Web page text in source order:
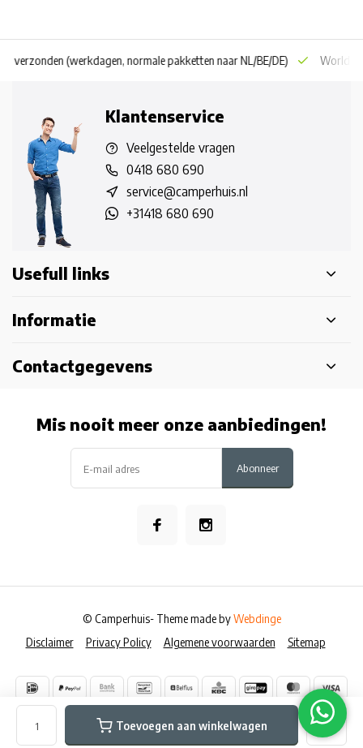
Toevoegen aan winkelwagen
verzonden (werkdagen, normale pakketten naar NL/BE/DE) World
Klantenservice
Veelgestelde vragen
0418 680 690
service@camperhuis.nl
+31418 680 690
Usefull links
Informatie
Contactgegevens
Mis nooit meer onze aanbiedingen!
Abonneer
Disclaimer Privacy Policy Algemene voorwaarden Sitemap
© Camperhuis- Theme made byWebdinge